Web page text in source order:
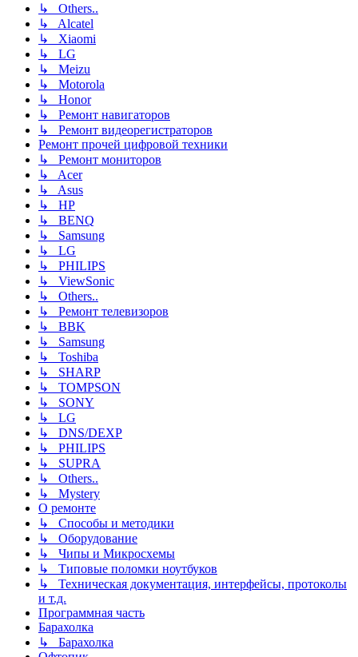
↳ Others..
↳ Alcatel
↳ Xiaomi
↳ LG
↳ Meizu
↳ Motorola
↳ Honor
↳ Ремонт навигаторов
↳ Ремонт видеорегистраторов
Ремонт прочей цифровой техники
↳ Ремонт мониторов
↳ Acer
↳ Asus
↳ HP
↳ BENQ
↳ Samsung
↳ LG
↳ PHILIPS
↳ ViewSonic
↳ Others..
↳ Ремонт телевизоров
↳ BBK
↳ Samsung
↳ Toshiba
↳ SHARP
↳ TOMPSON
↳ SONY
↳ LG
↳ DNS/DEXP
↳ PHILIPS
↳ SUPRA
↳ Others..
↳ Mystery
О ремонте
↳ Способы и методики
↳ Оборудование
↳ Чипы и Микросхемы
↳ Типовые поломки ноутбуков
↳ Техническая документация, интерфейсы, протоколы
и т.д.
Программная часть
Барахолка
↳ Барахолка